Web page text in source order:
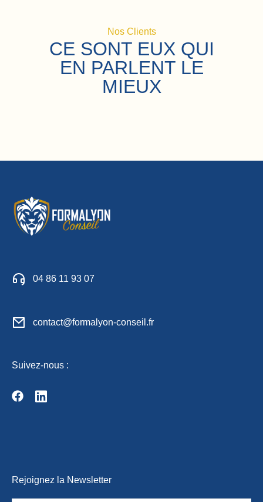
Nos Clients
CE SONT EUX QUI
EN PARLENT LE
MIEUX
04 86 11 93 07
contact@formalyon-conseil.fr
Suivez-nous :
Rejoignez la Newsletter